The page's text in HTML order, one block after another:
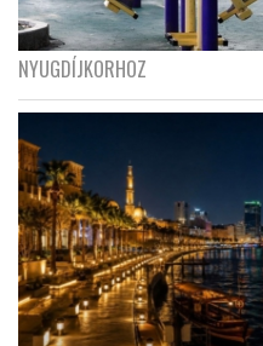
NYUGDÍJKORHOZ